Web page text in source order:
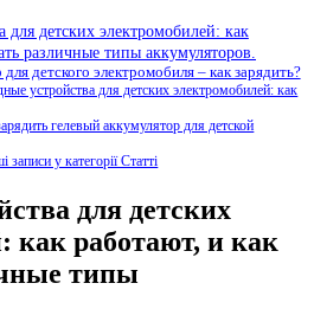
для детских электромобилей: как
различные типы аккумуляторов.
детского электромобиля – как зарядить?
устройства для детских электромобилей: как
гелевый аккумулятор для детской
записи у категорії Статті
для детских
как работают, и как
типы